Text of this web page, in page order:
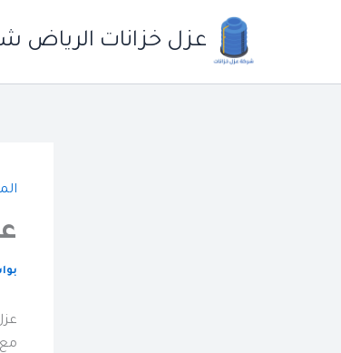
عزل خزانات الرياض